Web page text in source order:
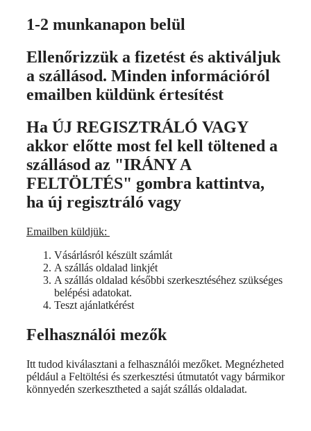
1-2 munkanapon belül
Ellenőrizzük a fizetést és aktiváljuk
a szállásod. Minden információról
emailben küldünk értesítést
Ha ÚJ REGISZTRÁLÓ VAGY
akkor előtte most fel kell töltened a
szállásod az "IRÁNY A
FELTÖLTÉS" gombra kattintva,
ha új regisztráló vagy
Emailben küldjük:
Vásárlásról készült számlát
A szállás oldalad linkjét
A szállás oldalad későbbi szerkesztéséhez szükséges
belépési adatokat.
Teszt ajánlatkérést
Felhasználói mezők
Itt tudod kiválasztani a felhasználói mezőket. Megnézheted
például a Feltöltési és szerkesztési útmutatót vagy bármikor
könnyedén szerkesztheted a saját szállás oldaladat.